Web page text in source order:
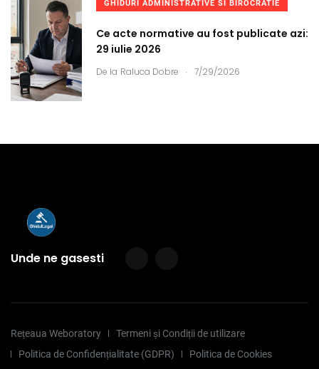
GHIDURI ADMINISTRATIVE SI BIROCRATIE
Ce acte normative au fost publicate azi:
29 iulie 2026
De la Raluca Dobre . 7/29/2026
Unde ne gasesti
Rețeaua Weboratory
Termeni și Condiții de utilizare
Politica de Confidențialitate (GDPR)
Politica de Cookies